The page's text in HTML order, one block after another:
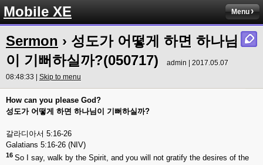
Mobile XE Menu
Sermon › 성도가 어떻게 하면 하나님
이 기뻐하실까?(050717)
admin | 2017.05.07
08:48:33 | Skip to menu
How can you please God?
성도가 어떻게 하면 하나님이 기뻐하실까?
갈라디아서 5:16-26
Galatians 5:16-26 (NIV)
16 So I say, walk by the Spirit, and you will not gratify the desires of the